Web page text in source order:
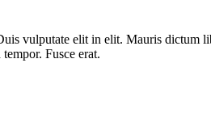
vulputate elit in elit. Mauris dictum
Fusce erat.